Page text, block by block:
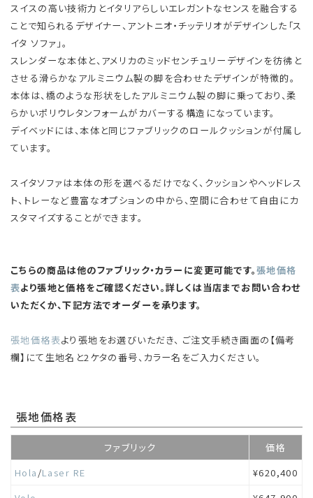
スイスの高い技術力とイタリアらしいエレガントなセンスを融合する
ことで知られるデザイナー、アントニオ・チッテリオがデザインした「ス
イタ ソファ」。
スレンダーな本体と、アメリカのミッドセンチュリーデザインを彷彿と
させる滑らかなアルミニウム製の脚を合わせたデザインが特徴的。
本体は、橋のような形状をしたアルミニウム製の脚に乗っており、柔
らかいポリウレタンフォームがカバーする構造になっています。
デイベッドには、本体と同じファブリックのロールクッションが付属し
ています。
スイタソファは本体の形を選べるだけでなく、クッションやヘッドレス
ト、トレーなど豊富なオプションの中から、空間に合わせて自由にカ
スタマイズすることができます。
こちらの商品は他のファブリック・カラーに変更可能です。張地価格
表より張地と価格をご確認ください。詳しくは当店までお問い合わせ
いただくか、下記方法でオーダーを承ります。
張地価格表より張地をお選びいただき、 ご注文手続き画面の【備考
欄】にて生地名と2ケタの番号、カラー名をご入力ください。
張地価格表
ファブリック
価格
Hola /Laser RE
¥620,400